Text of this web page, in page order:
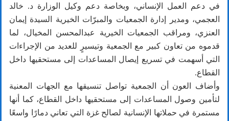
في دعم العمل الإنساني، وبخاصة دعم وكيل الوزارة د. خالد
العجمي، ومدير إدارة الجمعيات والمبرّات الخيرية السيدة إيمان
العنزي، ومراقب الجمعيات الخيرية عبدالمحسن المخيال، لما
قدموه من تعاون كبير مع الجمعية وتيسيرٍ للعديد من الإجراءات
التي أسهمت في تسريع إيصال المساعدات إلى مستحقيها داخل
القطاع.
وأضاف العون أن الجمعية تواصل تنسيقها مع الجهات المعنية
لتأمين وصول المساعدات إلى مستحقيها داخل القطاع، كما أنها
مستمرة في حملاتها الإنسانية لصالح غزة التي تعاني دمارًا واسعًا